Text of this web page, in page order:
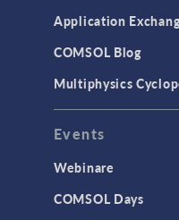
Application
COMSOL Blog
Multiphysics
Events
Webinare
COMSOL Days